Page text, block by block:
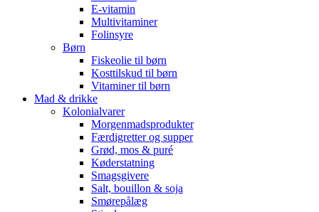
E-vitamin
Multivitaminer
Folinsyre
Børn
Fiskeolie til børn
Kosttilskud til børn
Vitaminer til børn
Mad & drikke
Kolonialvarer
Morgenmadsprodukter
Færdigretter og supper
Grød, mos & puré
Køderstatning
Smagsgivere
Salt, bouillon & soja
Smørepålæg